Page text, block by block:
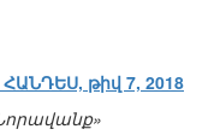
թիվ 7, 2018